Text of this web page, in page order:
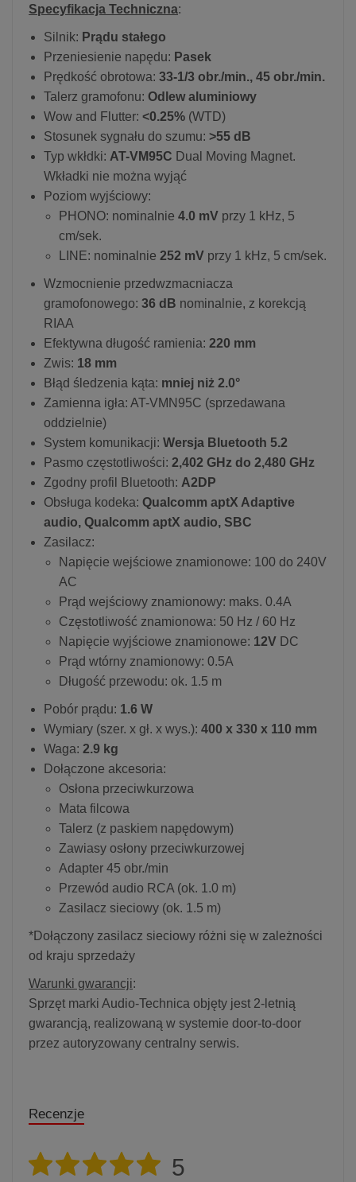
Specyfikacja Techniczna:
Silnik: Prądu stałego
Przeniesienie napędu: Pasek
Prędkość obrotowa: 33-1/3 obr./min., 45 obr./min.
Talerz gramofonu: Odlew aluminiowy
Wow and Flutter: <0.25% (WTD)
Stosunek sygnału do szumu: >55 dB
Typ wkłdki: AT-VM95C Dual Moving Magnet.
Wkładki nie można wyjąć
Poziom wyjściowy:
PHONO: nominalnie 4.0 mV przy 1 kHz, 5
cm/sek.
LINE: nominalnie 252 mV przy 1 kHz, 5 cm/sek.
Wzmocnienie przedwzmacniacza
gramofonowego: 36 dB nominalnie, z korekcją
RIAA
Efektywna długość ramienia: 220 mm
Zwis: 18 mm
Błąd śledzenia kąta: mniej niż 2.0°
Zamienna igła: AT-VMN95C (sprzedawana
oddzielnie)
System komunikacji: Wersja Bluetooth 5.2
Pasmo częstotliwości: 2,402 GHz do 2,480 GHz
Zgodny profil Bluetooth: A2DP
Obsługa kodeka: Qualcomm aptX Adaptive
audio, Qualcomm aptX audio, SBC
Zasilacz:
Napięcie wejściowe znamionowe: 100 do 240V
AC
Prąd wejściowy znamionowy: maks. 0.4A
Częstotliwość znamionowa: 50 Hz / 60 Hz
Napięcie wyjściowe znamionowe: 12V DC
Prąd wtórny znamionowy: 0.5A
Długość przewodu: ok. 1.5 m
Pobór prądu: 1.6 W
Wymiary (szer. x gł. x wys.): 400 x 330 x 110 mm
Waga: 2.9 kg
Dołączone akcesoria:
Osłona przeciwkurzowa
Mata filcowa
Talerz (z paskiem napędowym)
Zawiasy osłony przeciwkurzowej
Adapter 45 obr./min
Przewód audio RCA (ok. 1.0 m)
Zasilacz sieciowy (ok. 1.5 m)
*Dołączony zasilacz sieciowy różni się w zależności
od kraju sprzedaży
Warunki gwarancji:
Sprzęt marki Audio-Technica objęty jest 2-letnią
gwarancją, realizowaną w systemie door-to-door
przez autoryzowany centralny serwis.
Recenzje
5